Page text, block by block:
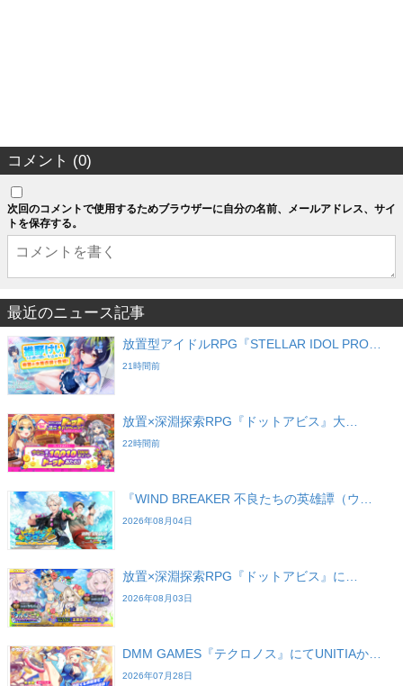
コメント (0)
次回のコメントで使用するためブラウザーに自分の名前、メールアドレス、サイ
トを保存する。
最近のニュース記事
放置型アイドルRPG『STELLAR IDOL PRO…
21時間前
放置×深淵探索RPG『ドットアビス』大…
22時間前
『WIND BREAKER 不良たちの英雄譚（ウ…
2026年08月04日
放置×深淵探索RPG『ドットアビス』に…
2026年08月03日
DMM GAMES『テクロノス』にてUNITIAか…
2026年07月28日